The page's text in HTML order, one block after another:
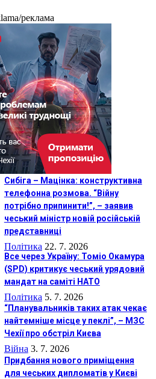
реклама
Сибіга – Мацінка: конструктивна
телефонна розмова. “Війну
потрібно припинити!”, – заявив
чеський міністр новій російській
представниці
Політика 22. 7. 2026
Все через Україну: Томіо Окамура
(SPD) критикує чеський урядовий
мандат на саміті НАТО
Політика 5. 7. 2026
“Планувальників таких атак чекає
найтемніше місце у пеклі”, – МЗС
Чехії про обстріл Києва
Війна 3. 7. 2026
Придбання нового приміщення
для чеських дипломатів у Києві